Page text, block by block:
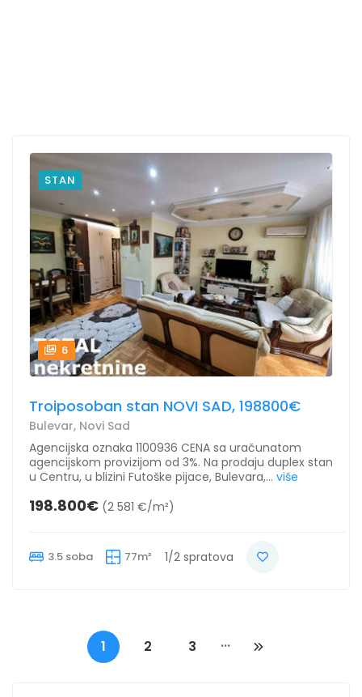
STAN
6
Troiposoban stan NOVI SAD, 198800€
Bulevar, Novi Sad
Agencijska oznaka 1100936 CENA sa uračunatom
agencijskom provizijom od 3%. Na prodaju duplex stan
u Centru, u blizini Futoške pijace, Bulevara,... više
198.800€ (2 581 €/m²)
3.5 soba 77m² 1/2 spratova
1 2 3 ...